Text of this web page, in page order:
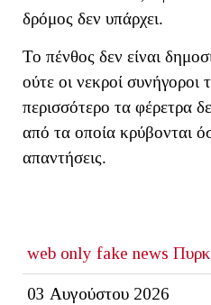
δρόμος δεν υπάρχει.
Το πένθος δεν είναι
ούτε οι νεκροί
περισσότερο τα φέρετρα
από τα οποία κρύβονται
απαντήσεις.
web only fake news
03 Αυγούστου 2026